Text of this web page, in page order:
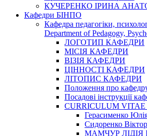
КУЧЕРЕНКО ІРИНА
Кафедри БІНПО
Кафедра педагогіки,
Department of Pedagogy,
ЛОГОТИП КАФЕДРИ
МІСІЯ КАФЕДРИ
ВІЗІЯ КАФЕДРИ
ЦІННОСТІ КАФЕДРИ
ЛІТОПИС КАФЕДРИ
Положення про
Посадові інструкції
CURRICULUM VITAE
Герасименко
Сидоренко
МАМЧУР ЛІДІЯ